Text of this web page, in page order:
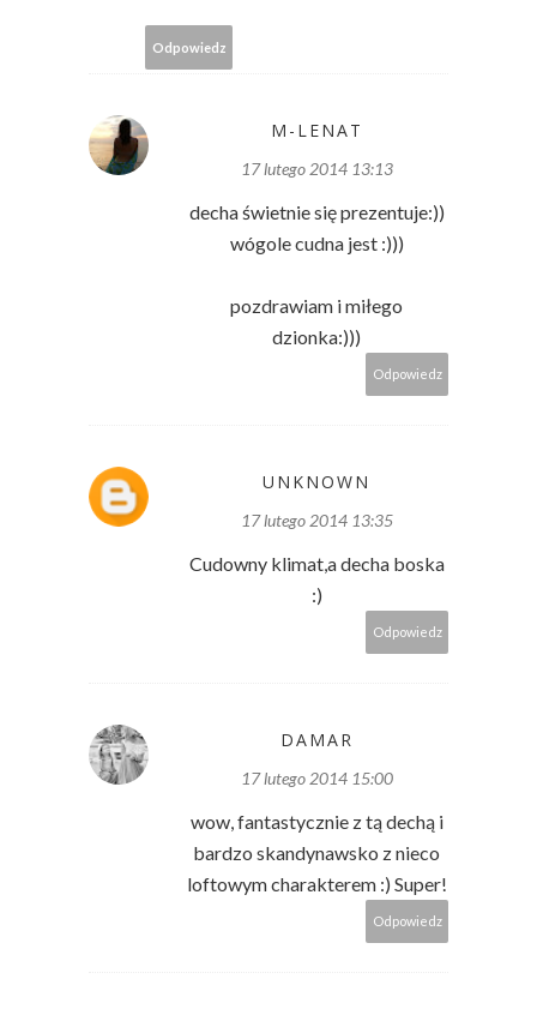
Odpowiedz
M-LENAT
17 lutego 2014 13:13
decha świetnie się prezentuje:))
wógole cudna jest :)))
pozdrawiam i miłego
dzionka:)))
Odpowiedz
UNKNOWN
17 lutego 2014 13:35
Cudowny klimat,a decha boska
:)
Odpowiedz
DAMAR
17 lutego 2014 15:00
wow, fantastycznie z tą dechą i
bardzo skandynawsko z nieco
loftowym charakterem :) Super!
Odpowiedz